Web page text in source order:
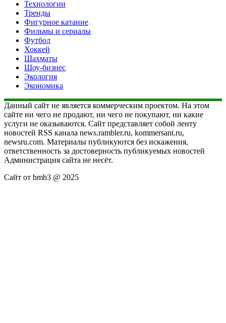
Технологии
Тренды
Фигурное катание
Фильмы и сериалы
Футбол
Хоккей
Шахматы
Шоу-бизнес
Экология
Экономика
Данный сайт не является коммерческим проектом. На этом
сайте ни чего не продают, ни чего не покупают, ни какие
услуги не оказываются. Сайт представляет собой ленту
новостей RSS канала news.rambler.ru, kommersant.ru,
newsru.com. Материалы публикуются без искажения,
ответственность за достоверность публикуемых новостей
Администрация сайта не несёт.
Сайт от bmb3 @ 2025